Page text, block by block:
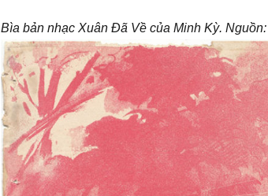
Bìa bản nhạc Xuân Đã Về của Minh Kỳ. Nguồn: